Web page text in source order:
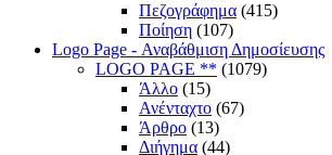
Πεζογράφημα (415)
Ποίηση (107)
Logo Page - Αναβάθμιση Δημοσίευσης
LOGO PAGE ** (1079)
Άλλο (15)
Ανένταχτο (67)
Άρθρο (13)
Διήγημα (44)